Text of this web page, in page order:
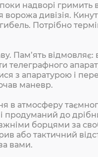
поки надворі
ворожа дивізія.
Потрібно
Пам’ять відмовляє:
телеграфного
з апаратурою і
маневр.
в атмосферу
і продуманий до
борцями за
або тактичний
вами.